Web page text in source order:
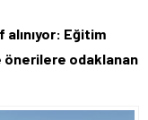
Eğitim
önerilere odaklanan